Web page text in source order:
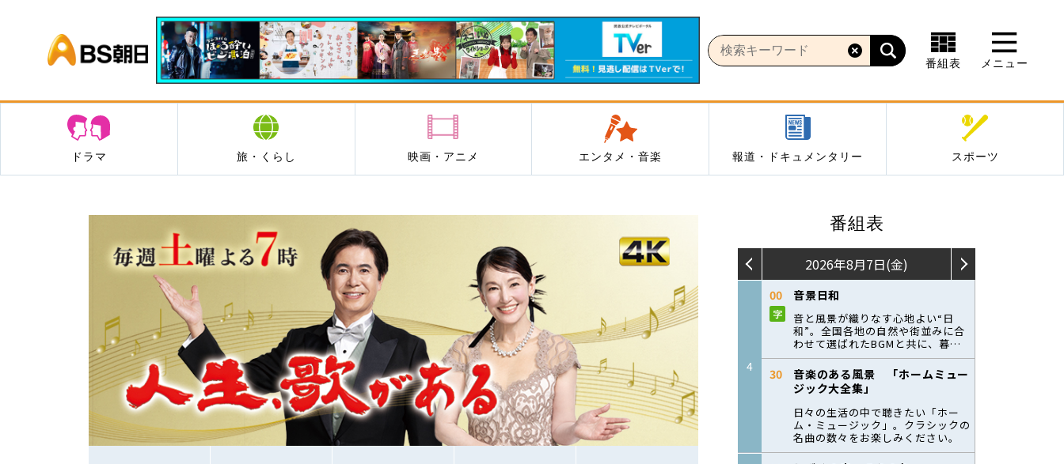
BS朝日
番組表 メニュー
ドラマ 旅・くらし 映画・アニメ エンタメ・音楽 報道・ドキュメンタリー スポーツ
番組表